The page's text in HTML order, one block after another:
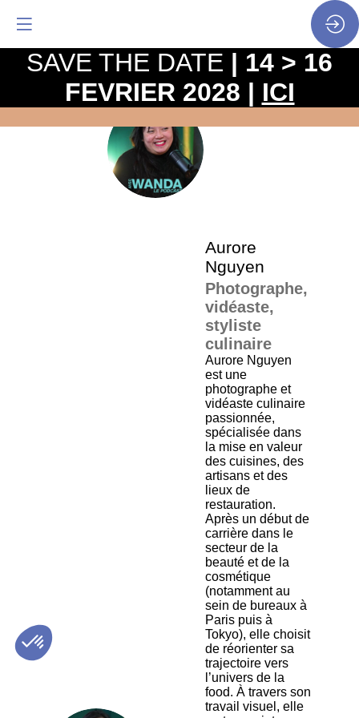
AN
La
Aurore
Nguyen
Photographe,
vidéaste,
styliste
culinaire
Aurore Nguyen
est une
photographe et
vidéaste culinaire
passionnée,
spécialisée dans
la mise en valeur
des cuisines, des
artisans et des
lieux de
restauration.
Après un début de
carrière dans le
secteur de la
beauté et de la
cosmétique
(notamment au
sein de bureaux à
Paris puis à
Tokyo), elle choisit
de réorienter sa
trajectoire vers
l’univers de la
food. À travers son
travail visuel, elle
SAVE THE DATE | 14 > 16
FEVRIER 2028 | ICI